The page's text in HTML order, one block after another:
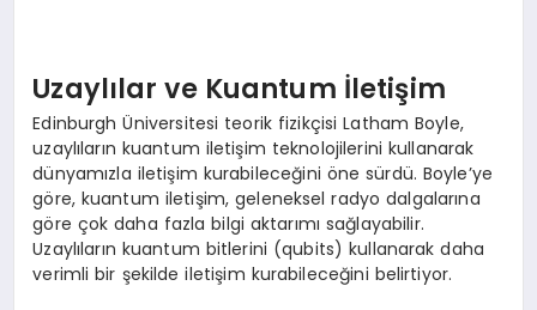
Uzaylılar ve Kuantum İletişim
Edinburgh Üniversitesi teorik fizikçisi Latham Boyle,
uzaylıların kuantum iletişim teknolojilerini kullanarak
dünyamızla iletişim kurabileceğini öne sürdü. Boyle’ye
göre, kuantum iletişim, geleneksel radyo dalgalarına
göre çok daha fazla bilgi aktarımı sağlayabilir.
Uzaylıların kuantum bitlerini (qubits) kullanarak daha
verimli bir şekilde iletişim kurabileceğini belirtiyor.